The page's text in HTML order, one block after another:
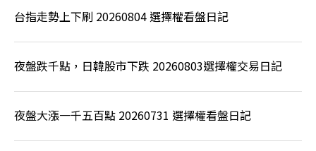
台指走勢上下刷 20260804 選擇權看盤日記
夜盤跌千點，日韓股市下跌 20260803選擇權交易日記
夜盤大漲一千五百點 20260731 選擇權看盤日記